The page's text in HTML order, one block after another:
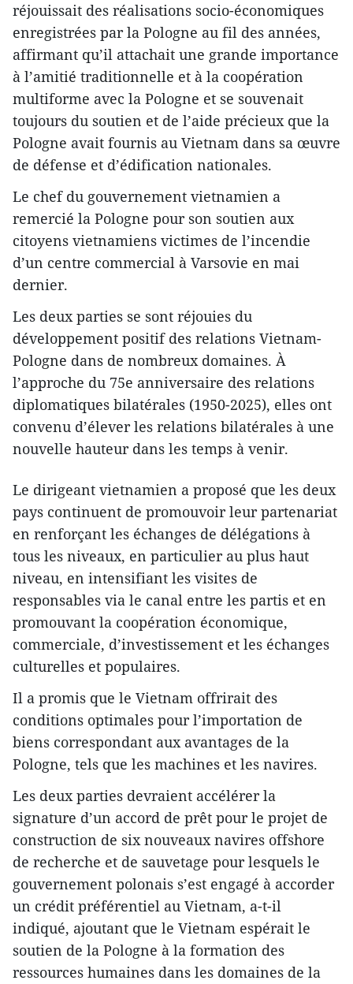
réjouissait des réalisations socio-économiques
enregistrées par la Pologne au fil des années,
affirmant qu’il attachait une grande importance
à l’amitié traditionnelle et à la coopération
multiforme avec la Pologne et se souvenait
toujours du soutien et de l’aide précieux que la
Pologne avait fournis au Vietnam dans sa œuvre
de défense et d’édification nationales.
Le chef du gouvernement vietnamien a
remercié la Pologne pour son soutien aux
citoyens vietnamiens victimes de l’incendie
d’un centre commercial à Varsovie en mai
dernier.
Les deux parties se sont réjouies du
développement positif des relations Vietnam-
Pologne dans de nombreux domaines. À
l’approche du 75e anniversaire des relations
diplomatiques bilatérales (1950-2025), elles ont
convenu d’élever les relations bilatérales à une
nouvelle hauteur dans les temps à venir.
Le dirigeant vietnamien a proposé que les deux
pays continuent de promouvoir leur partenariat
en renforçant les échanges de délégations à
tous les niveaux, en particulier au plus haut
niveau, en intensifiant les visites de
responsables via le canal entre les partis et en
promouvant la coopération économique,
commerciale, d’investissement et les échanges
culturelles et populaires.
Il a promis que le Vietnam offrirait des
conditions optimales pour l’importation de
biens correspondant aux avantages de la
Pologne, tels que les machines et les navires.
Les deux parties devraient accélérer la
signature d’un accord de prêt pour le projet de
construction de six nouveaux navires offshore
de recherche et de sauvetage pour lesquels le
gouvernement polonais s’est engagé à accorder
un crédit préférentiel au Vietnam, a-t-il
indiqué, ajoutant que le Vietnam espérait le
soutien de la Pologne à la formation des
ressources humaines dans les domaines de la